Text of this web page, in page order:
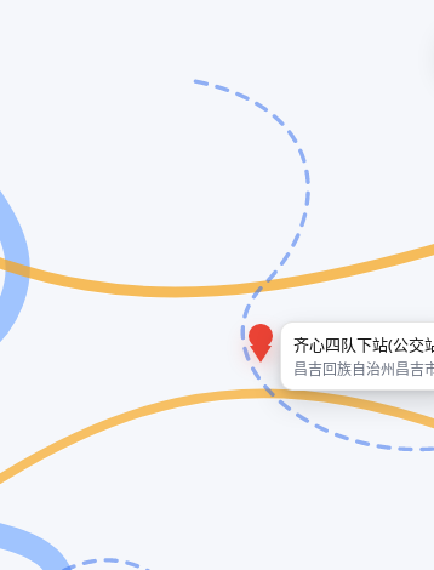
齐心四队下站(公交
昌吉回族自治州昌吉